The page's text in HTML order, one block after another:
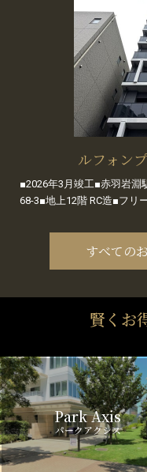
ルフォン
■2026年3月竣工■赤羽岩淵
68-3■地上12階 RC造■フリ
すべての
賢くお
Park Axis
パークアクシス